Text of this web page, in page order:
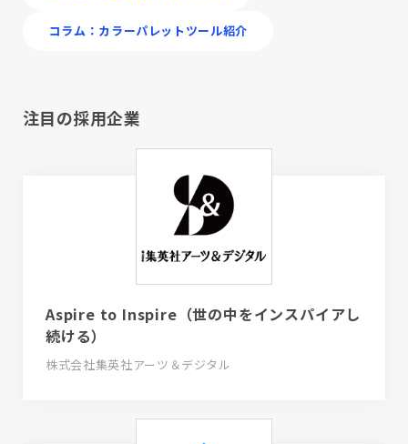
コラム：カラーパレットツール紹介
注目の採用企業
Aspire to Inspire（世の中をインスパイアし
続ける）
株式会社集英社アーツ＆デジタル